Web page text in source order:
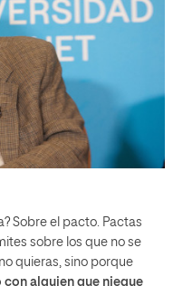
Sobre el pacto. Pactas
sobre los que no se
quieras, sino porque
con alguien que niegue